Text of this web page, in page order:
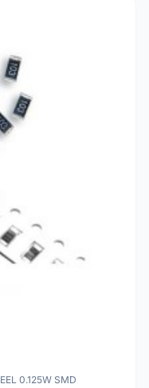
0.125W SMD